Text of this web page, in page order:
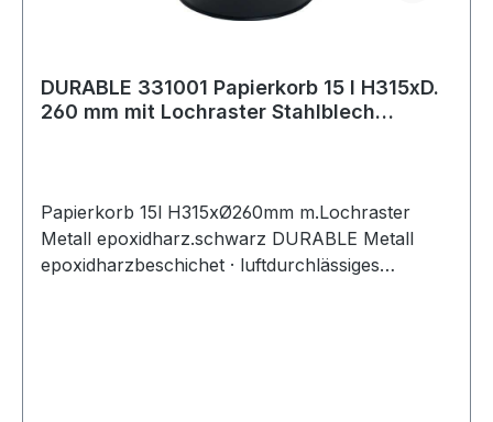
DURABLE 331001 Papierkorb 15 l H315xD.
260 mm mit Lochraster Stahlblech
Papierkorb 15l H315xØ260mm m.Lochraster
Metall epoxidharz.schwarz DURABLE Metall
epoxidharzbeschichet · luftdurchlässiges